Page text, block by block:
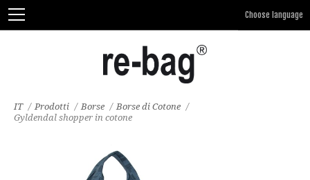
IT / Prodotti / Borse / Borse di Cotone /
Gyldendal shopper in cotone